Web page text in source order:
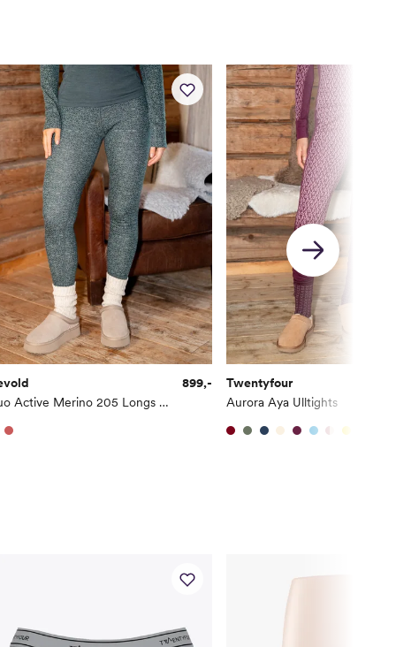
Duo Active Merino 205 Longs Woman
899,-
Twentyfour
Aurora Aya Ulltights